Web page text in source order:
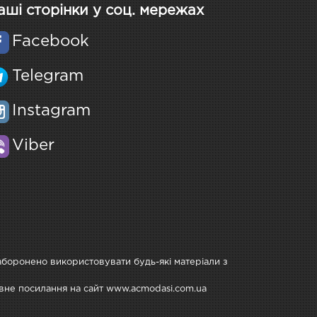
сторінки у соц. мережах
Facebook
Telegram
Instagram
Viber
використовувати будь-які матеріали з
посилання на сайт www.acmodasi.com.ua